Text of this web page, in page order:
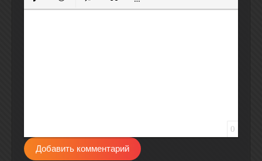
Вставить защищенную ссылку
Вставить смайлик
Вставка скрытого текста
Вставка цитаты
Вставка спойлера
0
Добавить комментарий